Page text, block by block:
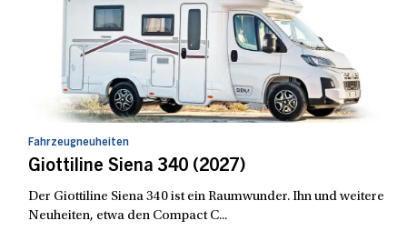
Fahrzeugneuheiten
Giottiline Siena 340 (2027)
Der Giottiline Siena 340 ist ein Raumwunder. Ihn und weitere
Neuheiten, etwa den Compact C...